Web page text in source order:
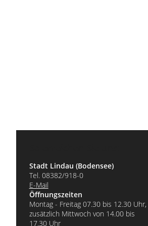
Stadt Lindau (Bodensee)
Tel. 08382/918-0
E-Mail
Öffnungszeiten
Montag - Freitag 07.30 bis 12.30 Uhr,
zusätzlich Mittwoch von 14.00 bis
17.30 Uhr